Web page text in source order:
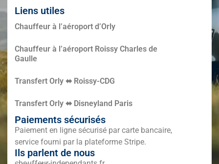
Liens utiles
Chauffeur à l’aéroport d’Orly
Chauffeur à l’aéroport Roissy Charles de
Gaulle
Transfert Orly ⬌ Roissy-CDG
Transfert Orly ⬌ Disneyland Paris
Paiements sécurisés
Paiement en ligne sécurisé par carte bancaire,
service fourni par la plateforme Stripe.
Ils parlent de nous